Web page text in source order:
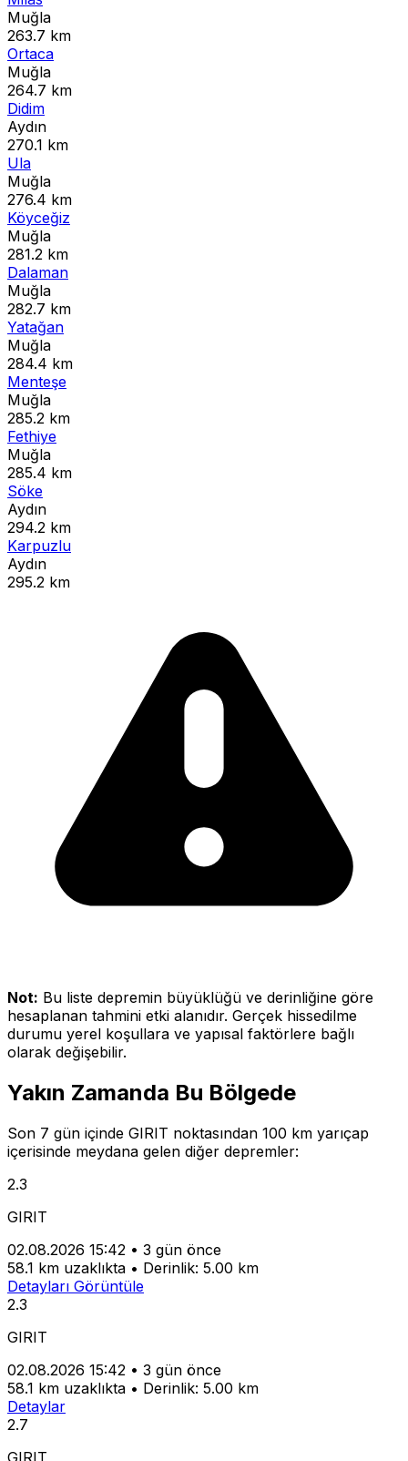
Muğla
263.7 km
Ortaca
Muğla
264.7 km
Didim
Aydın
270.1 km
Ula
Muğla
276.4 km
Köyceğiz
Muğla
281.2 km
Dalaman
Muğla
282.7 km
Yatağan
Muğla
284.4 km
Menteşe
Muğla
285.2 km
Fethiye
Muğla
285.4 km
Söke
Aydın
294.2 km
Karpuzlu
Aydın
295.2 km
Not: Bu liste depremin büyüklüğü ve derinliğine göre
hesaplanan tahmini etki alanıdır. Gerçek hissedilme
durumu yerel koşullara ve yapısal faktörlere bağlı
olarak değişebilir.
Yakın Zamanda Bu Bölgede
Son 7 gün içinde GIRIT noktasından 100 km yarıçap
içerisinde meydana gelen diğer depremler:
2.3
GIRIT
02.08.2026 15:42 • 3 gün önce
58.1 km uzaklıkta • Derinlik: 5.00 km
Detayları Görüntüle
2.3
GIRIT
02.08.2026 15:42 • 3 gün önce
58.1 km uzaklıkta • Derinlik: 5.00 km
Detaylar
2.7
GIRIT